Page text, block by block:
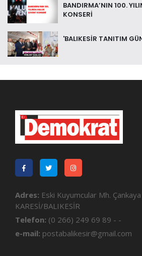
BANDIRMA’NIN 100.
KONSERİ
'BALIKESİR TANITIM
Adres: Eski Kuyumcular Mh.
KARESİ/BALIKESİR
Telefon: (0 266) 249 69 89 - -
e-mail: postabalikesir@gmail.com